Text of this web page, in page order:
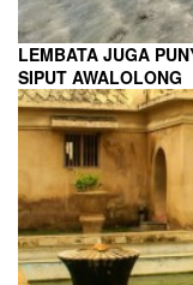
LEMBATA JUGA
SIPUT AWALOLONG